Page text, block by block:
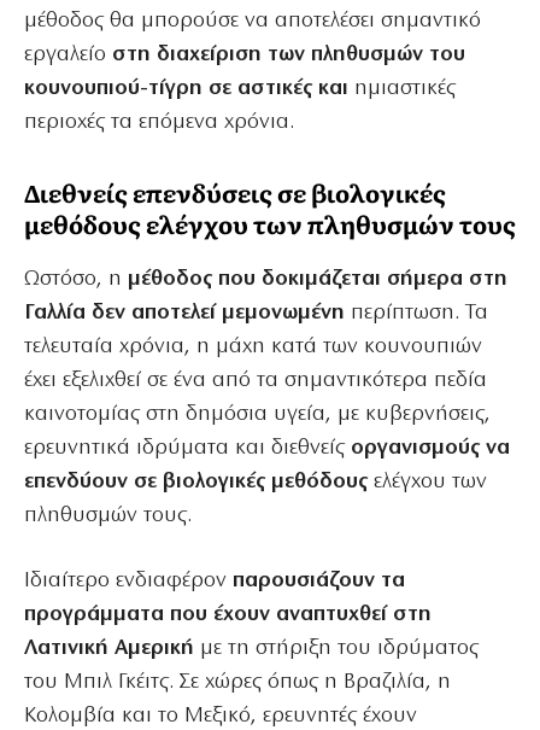
μέθοδος θα μπορούσε να αποτελέσει σημαντικό
εργαλείο στη διαχείριση των πληθυσμών του
κουνουπιού-τίγρη σε αστικές και ημιαστικές
περιοχές τα επόμενα χρόνια.
Διεθνείς επενδύσεις σε βιολογικές
μεθόδους ελέγχου των πληθυσμών τους
Ωστόσο, η μέθοδος που δοκιμάζεται σήμερα στη
Γαλλία δεν αποτελεί μεμονωμένη περίπτωση. Τα
τελευταία χρόνια, η μάχη κατά των κουνουπιών
έχει εξελιχθεί σε ένα από τα σημαντικότερα πεδία
καινοτομίας στη δημόσια υγεία, με κυβερνήσεις,
ερευνητικά ιδρύματα και διεθνείς οργανισμούς να
επενδύουν σε βιολογικές μεθόδους ελέγχου των
πληθυσμών τους.
Ιδιαίτερο ενδιαφέρον παρουσιάζουν τα
προγράμματα που έχουν αναπτυχθεί στη
Λατινική Αμερική με τη στήριξη του ιδρύματος
του Μπιλ Γκέιτς. Σε χώρες όπως η Βραζιλία, η
Κολομβία και το Μεξικό, ερευνητές έχουν